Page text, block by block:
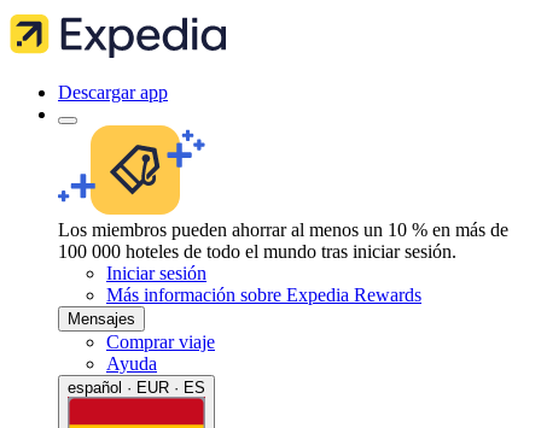
Descargar app
Los miembros pueden ahorrar al menos un 10 % en más de
100 000 hoteles de todo el mundo tras iniciar sesión.
Iniciar sesión
Más información sobre Expedia Rewards
Mensajes
Comprar viaje
Ayuda
español · EUR · ES